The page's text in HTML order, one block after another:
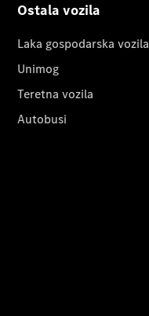
Ostala vozila
Laka gospodarska vozila
Unimog
Teretna vozila
Autobusi